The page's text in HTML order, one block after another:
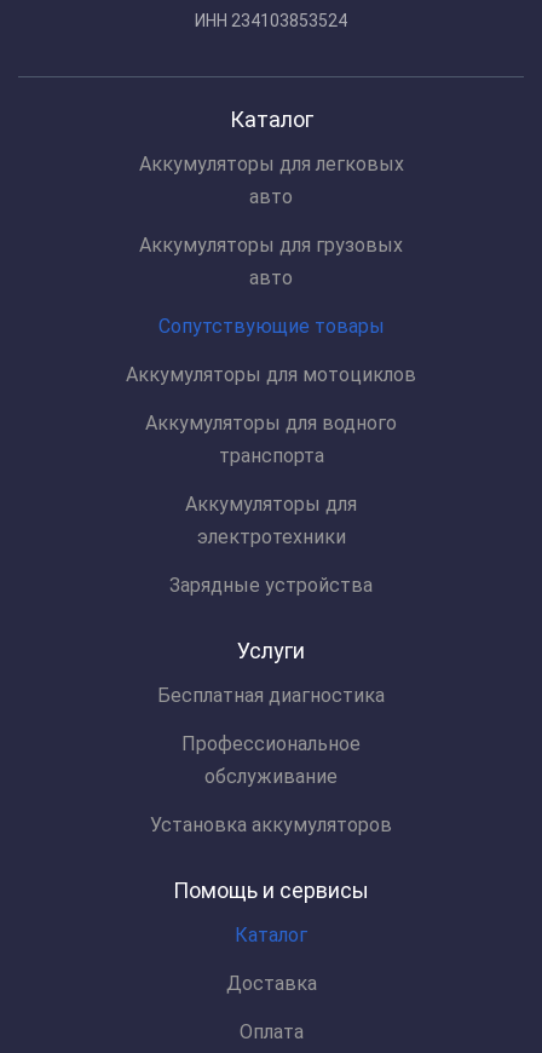
ИНН 234103853524
Каталог
Аккумуляторы для легковых
авто
Аккумуляторы для грузовых
авто
Сопутствующие товары
Аккумуляторы для мотоциклов
Аккумуляторы для водного
транспорта
Аккумуляторы для
электротехники
Зарядные устройства
Услуги
Бесплатная диагностика
Профессиональное
обслуживание
Установка аккумуляторов
Помощь и сервисы
Каталог
Доставка
Оплата